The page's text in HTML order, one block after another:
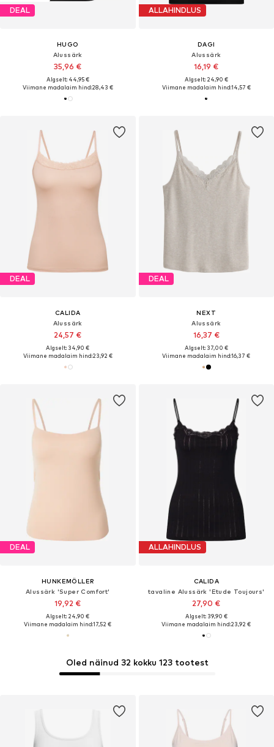
DEAL
HUGO
Alussärk
35,96 €
Algselt: 44,95 €
Viimane madalaim hind:28,43 €
ALLAHINDLUS
DAGI
Alussärk
16,19 €
Algselt: 24,90 €
Viimane madalaim hind:14,57 €
DEAL
CALIDA
Alussärk
24,57 €
Algselt: 34,90 €
Viimane madalaim hind:23,92 €
DEAL
NEXT
Alussärk
16,37 €
Algselt: 37,00 €
Viimane madalaim hind:16,37 €
DEAL
HUNKEMÖLLER
Alussärk 'Super Comfort'
19,92 €
Algselt: 24,90 €
Viimane madalaim hind:17,52 €
ALLAHINDLUS
CALIDA
tavaline Alussärk 'Etude Toujours'
27,90 €
Algselt: 39,90 €
Viimane madalaim hind:23,92 €
Oled näinud 32 kokku 123 tootest